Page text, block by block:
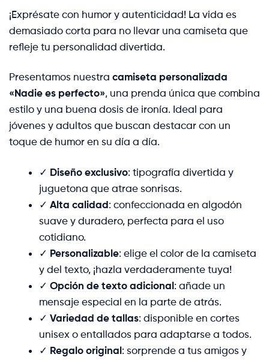
¡Exprésate con humor y autenticidad! La vida es
demasiado corta para no llevar una camiseta que
refleje tu personalidad divertida.
Presentamos nuestra camiseta personalizada
«Nadie es perfecto», una prenda única que combina
estilo y una buena dosis de ironía. Ideal para
jóvenes y adultos que buscan destacar con un
toque de humor en su día a día.
✓ Diseño exclusivo: tipografía divertida y
juguetona que atrae sonrisas.
✓Alta calidad: confeccionada en algodón
suave y duradero, perfecta para el uso
cotidiano.
✓ Personalizable: elige el color de la camiseta
y del texto, ¡hazla verdaderamente tuya!
✓Opción de texto adicional: añade un
mensaje especial en la parte de atrás.
✓Variedad de tallas: disponible en cortes
unisex o entallados para adaptarse a todos.
✓ Regalo original: sorprende a tus amigos y